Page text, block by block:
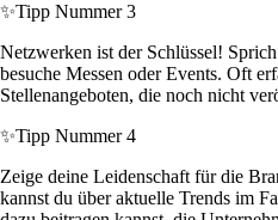
✨Tipp Nummer 3
Netzwerken ist der Schlüssel!
besuche Messen oder Events. Oft
Stellenangeboten, die noch nicht
✨Tipp Nummer 4
Zeige deine Leidenschaft für die
kannst du über aktuelle Trends im